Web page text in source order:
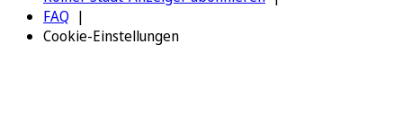
FAQ
Cookie-Einstellungen